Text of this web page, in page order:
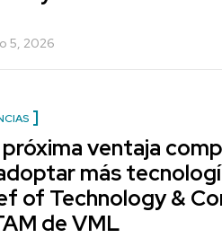
5, 2026
ventaja
más
of Technology &
de VML